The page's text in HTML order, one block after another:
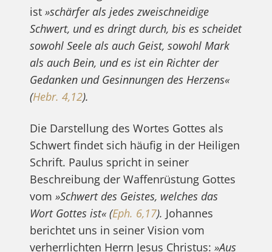
ist »schärfer als jedes zweischneidige
Schwert, und es dringt durch, bis es scheidet
sowohl Seele als auch Geist, sowohl Mark
als auch Bein, und es ist ein Richter der
Gedanken und Gesinnungen des Herzens«
(Hebr. 4,12).
Die Darstellung des Wortes Gottes als
Schwert findet sich häufig in der Heiligen
Schrift. Paulus spricht in seiner
Beschreibung der Waffenrüstung Gottes
vom »Schwert des Geistes, welches das
Wort Gottes ist« (Eph. 6,17). Johannes
berichtet uns in seiner Vision vom
verherrlichten Herrn Jesus Christus: »Aus